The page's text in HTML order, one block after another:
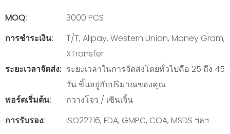
MOQ:
3000 PCS
การชำระเงิน:
T/T, Alipay, Western Union, Money Gram,
XTransfer
ระยะเวลาจัดส่ง: ระยะเวลาในการจัดส่งโดยทั่วไปคือ 25 ถึง 45
วัน ขึ้นอยู่กับปริมาณของคุณ
พอร์ตเริ่มต้น:
กวางโจว / เซินเจิ้น
การรับรอง:
ISO22716, FDA, GMPC, COA, MSDS ฯลฯ